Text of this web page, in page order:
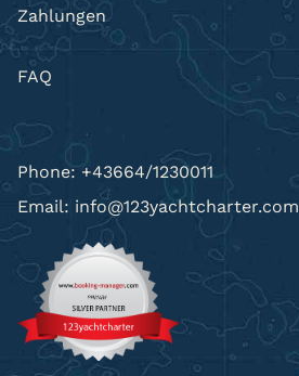
Zahlungen
FAQ
Phone: +43664/1230011
Email: info@123yachtcharter.com